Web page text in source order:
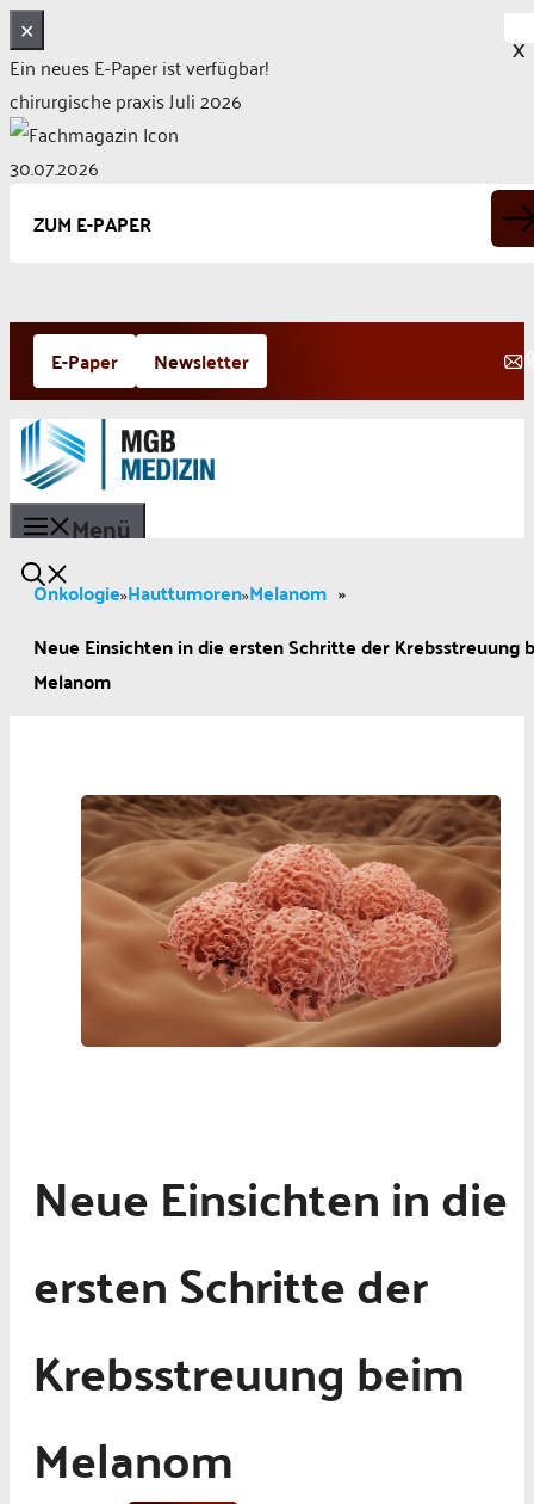
✕
Ein neues E-Paper ist verfügbar!
chirurgische praxis Juli 2026
30.07.2026
ZUM E-PAPER
Zum
Inhalt
springen
E-Paper Newsletter
Menü
Onkologie»Hauttumoren»Melanom »
Neue Einsichten in die ersten Schritte der Krebsstreuung
Melanom
Neue Einsichten in die
ersten Schritte der
Krebsstreuung beim
Melanom
X